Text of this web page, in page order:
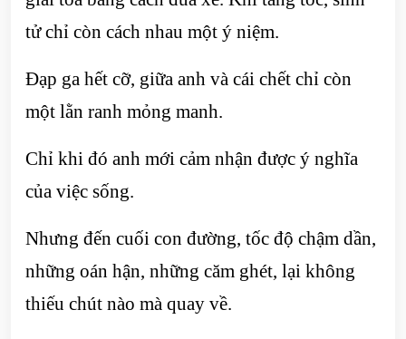
tử chỉ còn cách nhau một ý niệm.
Đạp ga hết cỡ, giữa anh và cái chết chỉ còn
một lằn ranh mỏng manh.
Chỉ khi đó anh mới cảm nhận được ý nghĩa
của việc sống.
Nhưng đến cuối con đường, tốc độ chậm dần,
những oán hận, những căm ghét, lại không
thiếu chút nào mà quay về.